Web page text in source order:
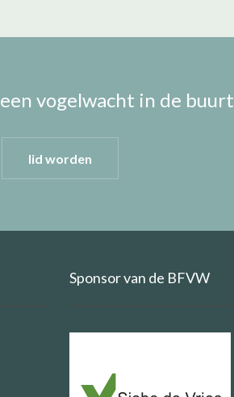
vogelwacht in de buurt
lid worden
Sponsor van de BFVW